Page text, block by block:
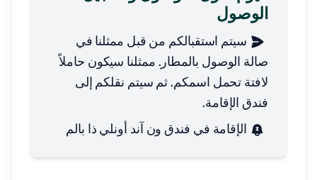
الوصول
سيتم استقبالكم من قبل ممثلنا في
صالة الوصول بالمطار. ممثلنا سيكون حاملاً
لافتة تحمل اسمكم. ثم سيتم نقلكم إلى
فندق الإقامة.
الإقامة في فندق ون آند أونلي ذا بالم